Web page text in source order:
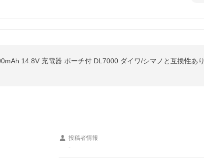
14.8V 充電器 ポーチ付 DL7000 ダイワ/シマノと互換性あり
投稿者情報
-